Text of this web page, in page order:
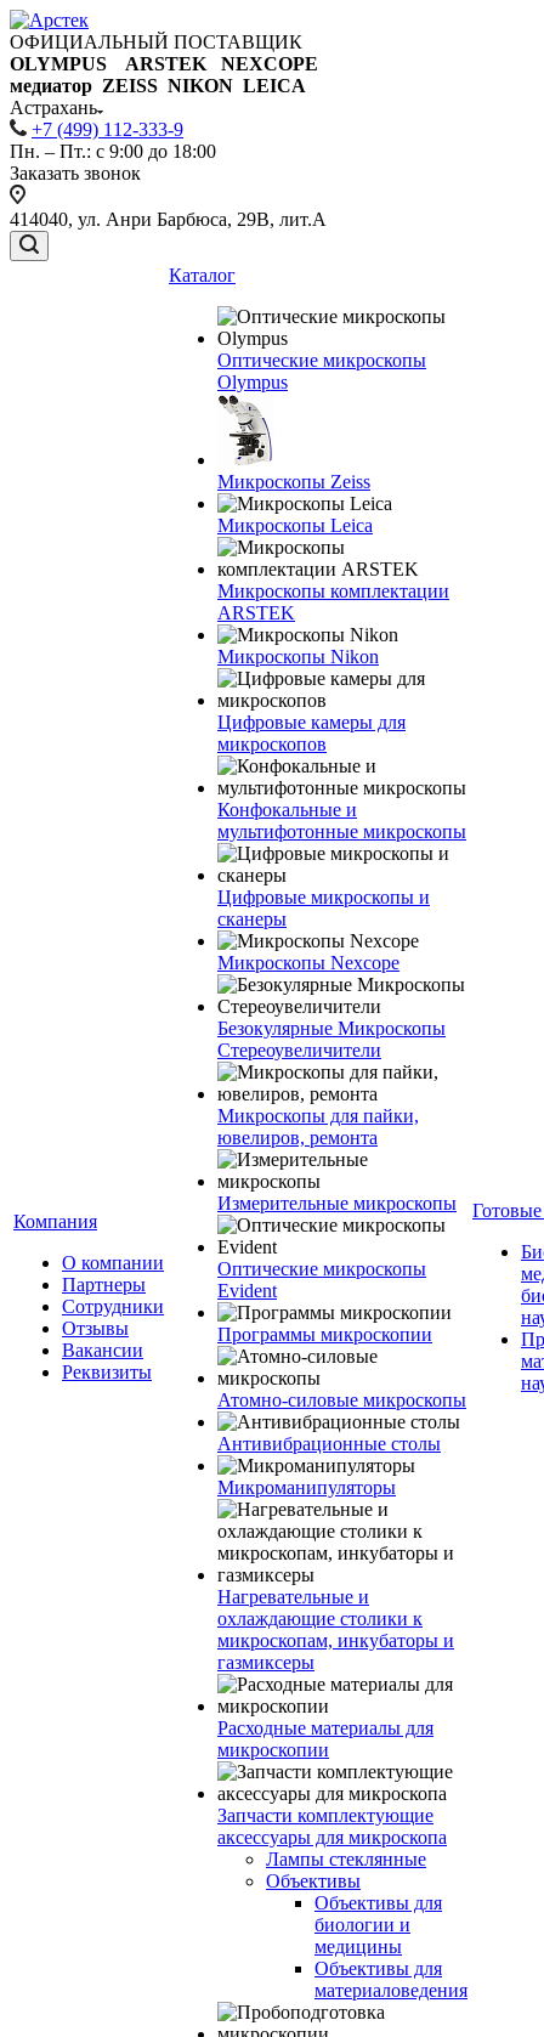
ОФИЦИАЛЬНЫЙ ПОСТАВЩИК
OLYMPUS ARSTEK NEXCOPE
медиатор ZEISS NIKON LEICA
Астрахань
+7 (499) 112-333-9
Пн. – Пт.: с 9:00 до 18:00
Заказать звонок
414040, ул. Анри Барбюса, 29В, лит.А
Компания
О компании
Партнеры
Сотрудники
Отзывы
Вакансии
Реквизиты
Каталог
Оптические микроскопы
Olympus
Микроскопы Zeiss
Микроскопы Leica
Микроскопы комплектации
ARSTEK
Микроскопы Nikon
Цифровые камеры для
микроскопов
Конфокальные и
мультифотонные микроскопы
Цифровые микроскопы и
сканеры
Микроскопы Nexcope
Безокулярные Микроскопы
Стереоувеличители
Микроскопы для пайки,
ювелиров, ремонта
Измерительные микроскопы
Оптические микроскопы
Evident
Программы микроскопии
Атомно-силовые микроскопы
Антивибрационные столы
Микроманипуляторы
Нагревательные и
охлаждающие столики к
микроскопам, инкубаторы и
газмиксеры
Расходные материалы для
микроскопии
Запчасти комплектующие
аксессуары для микроскопа
Лампы стеклянные
Объективы
Объективы для
биологии и
медицины
Объективы для
материаловедения